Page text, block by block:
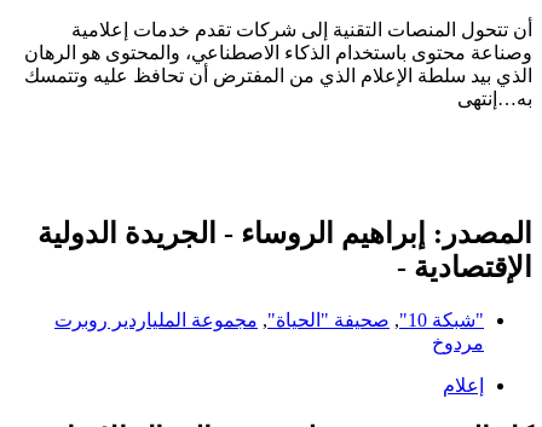
أن تتحول المنصات التقنية إلى شركات تقدم خدمات إعلامية
وصناعة محتوى باستخدام الذكاء الاصطناعي، والمحتوى هو الرهان
الذي بيد سلطة الإعلام الذي من المفترض أن تحافظ عليه وتتمسك
به…إنتهى
المصدر: إبراهيم الروساء - الجريدة الدولية
الإقتصادية -
"شبكة 10" , صحيفة "الحياة", مجموعة الملياردير روبرت
مردوخ
إعلام